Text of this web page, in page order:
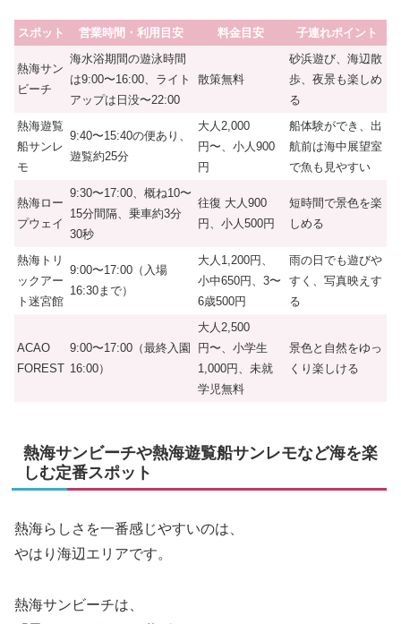
スポット 営業時間・利用目安 料金目安 子連れポイント
熱海サン
ビーチ
海水浴期間の遊泳時間
は9:00〜16:00、ライト
アップは日没〜22:00
散策無料
砂浜遊び、海辺散
歩、夜景も楽しめ
る
熱海遊覧
船サンレ
モ
9:40〜15:40の便あり、
遊覧約25分
大人2,000
円〜、小人900
円
船体験ができ、出
航前は海中展望室
で魚も見やすい
熱海ロー
プウェイ
9:30〜17:00、概ね10〜
15分間隔、乗車約3分
30秒
往復 大人900
円、小人500円
短時間で景色を楽
しめる
熱海トリ
ックアー
ト迷宮館
9:00〜17:00（入場
16:30まで）
大人1,200円、
小中650円、3〜
6歳500円
雨の日でも遊びや
すく、写真映えす
る
ACAO
FOREST
9:00〜17:00（最終入園
16:00）
大人2,500
円〜、小学生
1,000円、未就
学児無料
景色と自然をゆっ
くり楽しける
熱海サンビーチや熱海遊覧船サンレモなど海を楽
しむ定番スポット
熱海らしさを一番感じやすいのは、
やはり海辺エリアです。
熱海サンビーチは、